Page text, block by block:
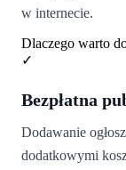
w internecie.
Dlaczego warto
✓
Bezpłatna
Dodawanie
dodatkowymi